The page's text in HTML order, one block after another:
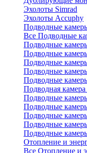
Эхолоты Simrad
Эхолоты Accuphy
Подводные
Все Подводные
Подводные
Подводные
Подводные
Подводные
Подводные
Подводная камера
Подводные
Подводные
Подводные
Подводные
Подводные
Отопление и
Все Отопление и